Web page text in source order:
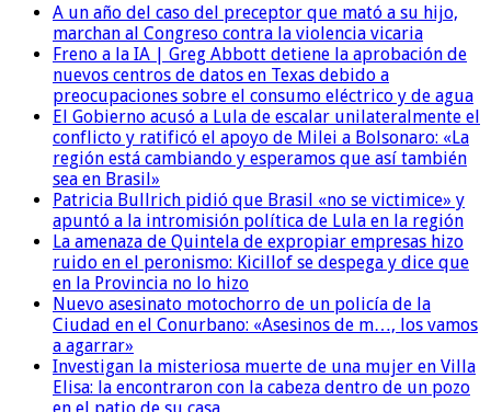
A un año del caso del preceptor que mató a su hijo,
marchan al Congreso contra la violencia vicaria
Freno a la IA | Greg Abbott detiene la aprobación de
nuevos centros de datos en Texas debido a
preocupaciones sobre el consumo eléctrico y de agua
El Gobierno acusó a Lula de escalar unilateralmente el
conflicto y ratificó el apoyo de Milei a Bolsonaro: «La
región está cambiando y esperamos que así también
sea en Brasil»
Patricia Bullrich pidió que Brasil «no se victimice» y
apuntó a la intromisión política de Lula en la región
La amenaza de Quintela de expropiar empresas hizo
ruido en el peronismo: Kicillof se despega y dice que
en la Provincia no lo hizo
Nuevo asesinato motochorro de un policía de la
Ciudad en el Conurbano: «Asesinos de m…, los vamos
a agarrar»
Investigan la misteriosa muerte de una mujer en Villa
Elisa: la encontraron con la cabeza dentro de un pozo